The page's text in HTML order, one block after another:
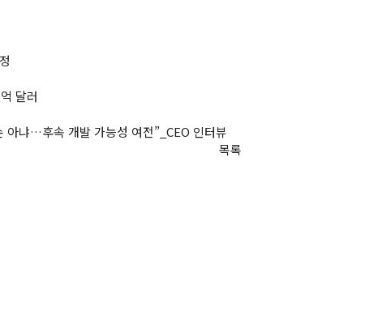
달러
아냐…후속 개발 가능성 여전”_CEO 인터뷰
목록